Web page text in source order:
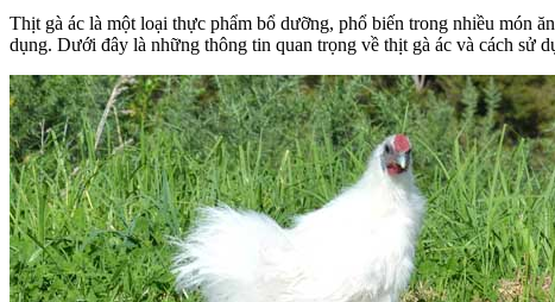
Thịt gà ác là một loại thực phẩm bổ dưỡng, phổ biến trong nhiều món
dụng. Dưới đây là những thông tin quan trọng về thịt gà ác và cách sử